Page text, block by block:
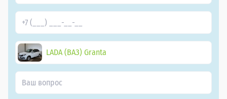
LADA (ВАЗ) Granta